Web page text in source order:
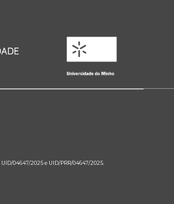
04647/2025 e UID/PRR/04647/2025.